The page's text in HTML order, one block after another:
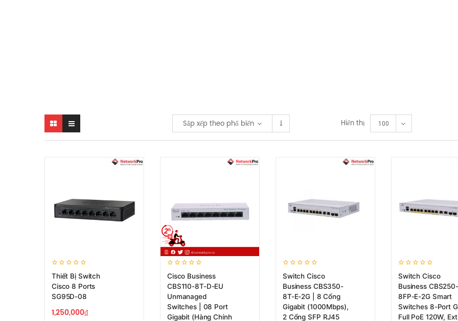
Sắp xếp theo phổ biến Hiển thị 100
Thiết Bị Switch
Cisco 8 Ports
SG95D-08
1,250,000₫
Cisco Business
CBS110-8T-D-EU
Unmanaged
Switches | 08 Port
Gigabit (Hàng Chính
Switch Cisco
Business CBS350-
8T-E-2G | 8 Cổng
Gigabit (1000Mbps),
2 Cổng SFP RJ45
Switch Cisco
Business CBS250-
8FP-E-2G Smart
Switches 8-Port
Full PoE 120W, Ext